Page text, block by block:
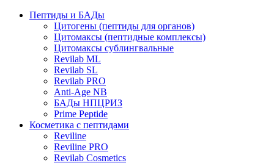
Пептиды и БАДы
Цитогены (пептиды для органов)
Цитомаксы (пептидные комплексы)
Цитомаксы сублингвальные
Revilab ML
Revilab SL
Revilab PRO
Anti-Age NB
БАДы НПЦРИЗ
Prime Peptide
Косметика с пептидами
Reviline
Reviline PRO
Revilab Cosmetics